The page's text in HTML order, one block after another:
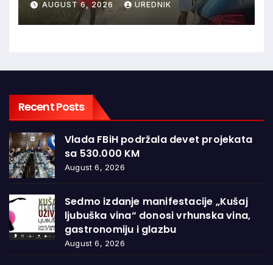
AUGUST 6, 2026 UREDNIK
Recent Posts
Vlada FBiH podržala devet projekata
sa 530.000 KM
August 6, 2026
Sedmo izdanje manifestacije „Kušaj
ljubuška vina“ donosi vrhunska vina,
gastronomiju i glazbu
August 6, 2026